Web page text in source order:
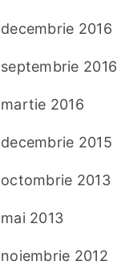
decembrie 2016
septembrie 2016
martie 2016
decembrie 2015
octombrie 2013
mai 2013
noiembrie 2012